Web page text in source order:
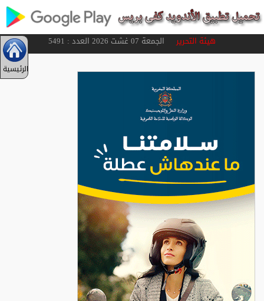
هيئة التحريرالجمعة 07 غشت 2026 العدد : 5491
الرئيسية